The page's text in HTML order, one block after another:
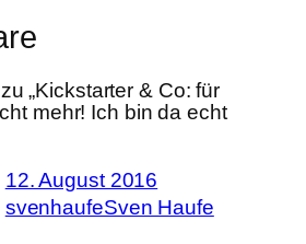
„Kickstarter & Co: für
mehr! Ich bin da echt
12. August 2016
svenhaufeSven Haufe